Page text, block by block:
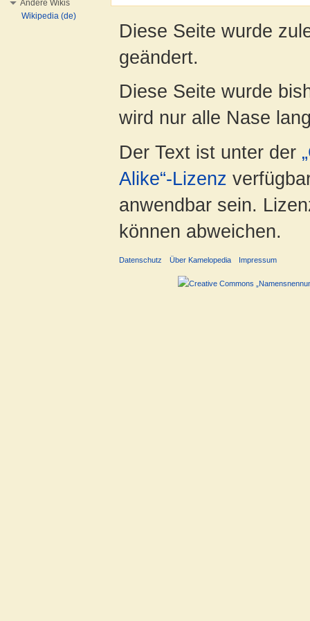
Andere Wikis
Wikipedia (de)
Diese Seite wurde
geändert.
Diese Seite wurde
wird nur alle Nase
Der Text ist unter der
Alike“-Lizenz
anwendbar sein.
können abweichen.
Datenschutz Über Kamelopedia Impressum